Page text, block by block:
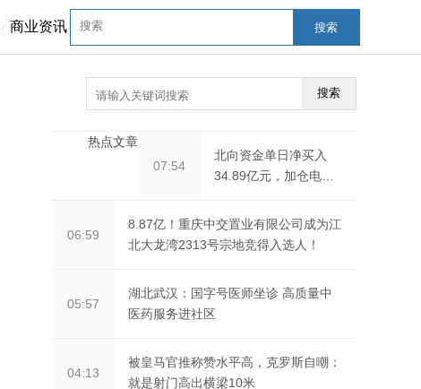
商业资讯 搜索
搜索
热点文章
07:54
北向资金单日净买入
34.89亿元，加仓电
06:59
8.87亿！重庆中交置业有限公司成为江
北大龙湾2313号宗地竞得入选人！
05:57
湖北武汉：国字号医师坐诊 高质量中
医药服务进社区
04:13
被皇马官推称赞水平高，克罗斯自嘲：
就是射门高出横梁10米